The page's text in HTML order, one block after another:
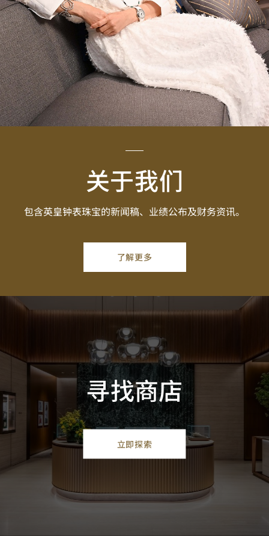
关于我们
包含英皇钟表珠宝的新闻稿、业绩公布及财务资讯。
了解更多
寻找商店
立即探索